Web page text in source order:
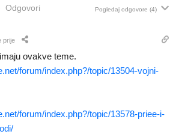
Odgovori Pogledaj odgovore (4)
prije
ovakve teme.
forum/index.php?/topic/13504-vojni-
forum/index.php?/topic/13578-priee-i-